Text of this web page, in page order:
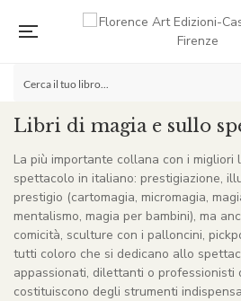
Libri di magia e sullo
La più importante collana con i migliori
spettacolo in italiano: prestigiazione,
prestigio (cartomagia, micromagia,
mentalismo, magia per bambini), ma
comicità, sculture con i palloncini,
tutti coloro che si dedicano allo
appassionati, dilettanti o professionisti
costituiscono degli strumenti